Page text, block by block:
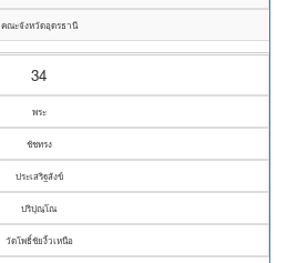
คณะจังหวัดอุดรธานี
34
พระ
ชัชทรง
ประเสริฐสังข์
ปริปุณฺโณ
วัดโพธิ์ชัยงิ้วเหนือ